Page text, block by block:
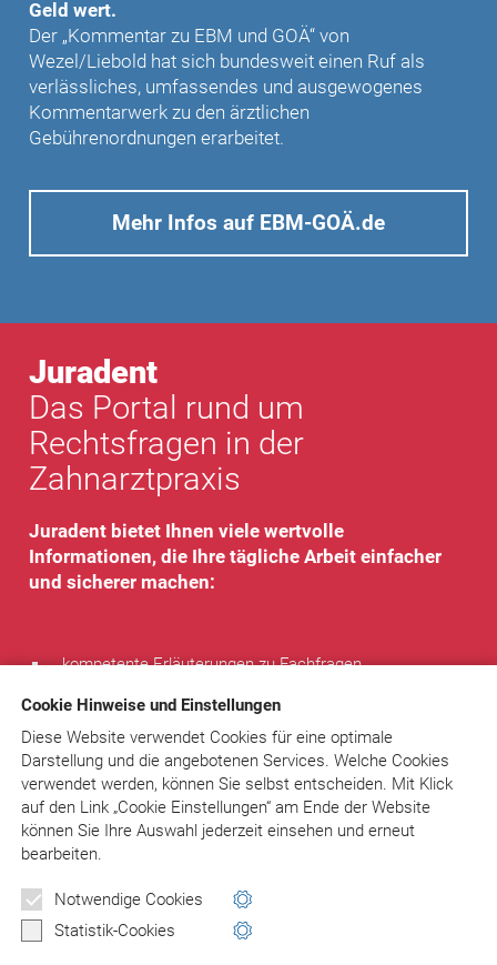
Cookie Hinweise und Einstellungen
Diese Website verwendet Cookies für eine optimale
Darstellung und die angebotenen Services. Welche Cookies
verwendet werden, können Sie selbst entscheiden. Mit Klick
aufden Link „Cookie Einstellungen“ am Ende der Website
können Sie Ihre Auswahl jederzeit einsehen und erneut
bearbeiten.
Notwendige Cookies
Statistik-Cookies
Geld wert.
Der „Kommentar zu EBM und GOÄ“ von
Wezel/Liebold hat sich bundesweit einen Ruf als
verlässliches, umfassendes und ausgewogenes
Kommentarwerk zu den ärztlichen
Gebührenordnungen erarbeitet.
Mehr Infos auf EBM-GOÄ.de
Juradent
Das Portal rund um
Rechtsfragen in der
Zahnarztpraxis
Juradent bietet Ihnen viele wertvolle
Informationen, die Ihre tägliche Arbeit einfacher
und sicherer machen:
kompetente Erläuterungen zu Fachfragen
verwendbar
Rechtsprechung
Tipps von Experten
regelmäßiger Newsletter
individueller Rat bei speziellen Problemen
Sie sparen Zeit, entscheiden sicher, vermeiden Fehler und
www.juradent.de